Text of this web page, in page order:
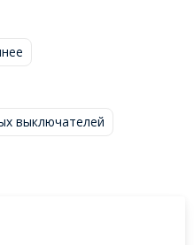
выключателей